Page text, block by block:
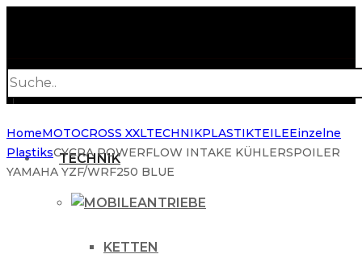
search
TECHNIK
ANTRIEBE
KETTEN
HomeMOTOCROSS XXLTECHNIKPLASTIKTEILEEinzelne
PlastiksCYCRA POWERFLOW INTAKE KÜHLERSPOILER
YAMAHA YZF/WRF250 BLUE